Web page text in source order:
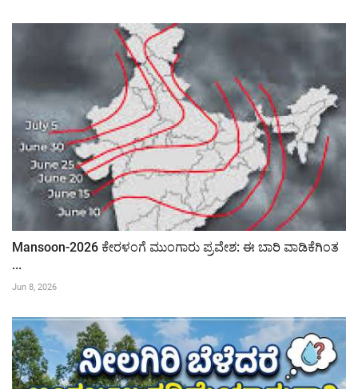
Mansoon-2026 ಕೇರಳಂಗೆ ಮುಂಗಾರು ಪ್ರವೇಶ: ಈ ಬಾರಿ ವಾಡಿಕೆಗಿಂತ
...
Jun 8, 2026